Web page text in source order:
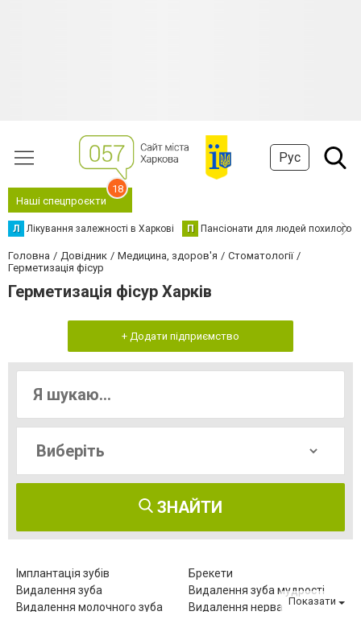
Рус
Наші спецпроєкти
18
Л Лікування залежності в Харкові П Пансіонати для людей похилого
Головна Довідник Медицина, здоров'я
Стоматології
Герметизація фісур
Герметизація фісур Харків
+ Додати підприємство
ЗНАЙТИ
Імплантація зубів
Брекети
Видалення зуба
Видалення зуба мудрості
Видалення молочного зуба
Видалення нерва Показати